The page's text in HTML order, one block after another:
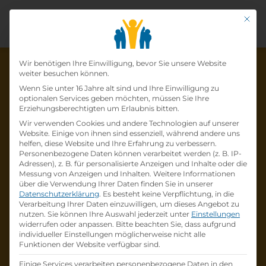
Die Lehrstelle wurde schon
besetzt!
Die LehrstelleKopie: Lehre Einzelhandel
(m/w/d) - ab Herbst 2025beiStröckist schon
besetzt.
Firmenprofil besuchen
Andere Lehrstelle suchen
Mit
Datenschutz-
Wir benötigen Ihre Einwilligung, bevor Sie unsere Website
weiter besuchen können.
Wenn Sie unter 16 Jahre alt sind und Ihre Einwilligung zu
optionalen Services geben möchten, müssen Sie Ihre
Erziehungsberechtigten um Erlaubnis bitten.
Wir verwenden Cookies und andere Technologien auf unserer
Website. Einige von ihnen sind essenziell, während andere uns
helfen, diese Website und Ihre Erfahrung zu verbessern.
Personenbezogene Daten können verarbeitet werden (z. B. IP-
Adressen), z. B. für personalisierte Anzeigen und Inhalte oder die
Messung von Anzeigen und Inhalten. Weitere Informationen
über die Verwendung Ihrer Daten finden Sie in unserer
Datenschutzerklärung. Es besteht keine Verpflichtung, in die
Verarbeitung Ihrer Daten einzuwilligen, um dieses Angebot zu
nutzen. Sie können Ihre Auswahl jederzeit unter Einstellungen
widerrufen oder anpassen. Bitte beachten Sie, dass aufgrund
individueller Einstellungen möglicherweise nicht alle
Funktionen der Website verfügbar sind.
Einige Services verarbeiten personenbezogene Daten in den